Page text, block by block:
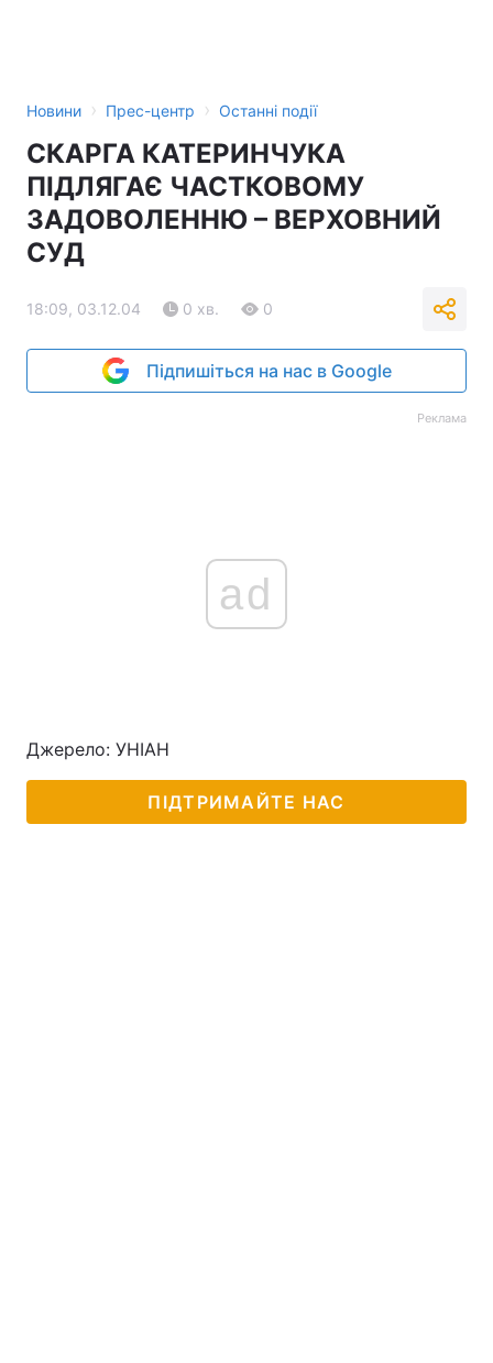
Новини › Прес-центр › Останні події
СКАРГА КАТЕРИНЧУКА
ПІДЛЯГАЄ ЧАСТКОВОМУ
ЗАДОВОЛЕННЮ – ВЕРХОВНИЙ
СУД
18:09, 03.12.04 0 хв. 0
Підпишіться на нас в Google
Реклама
ad
Джерело: УНІАН
ПІДТРИМАЙТЕ НАС